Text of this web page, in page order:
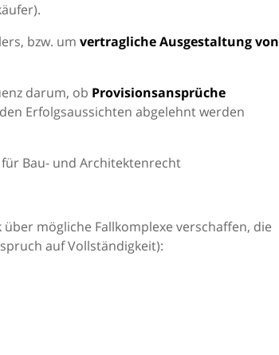
bzw. um vertragliche Ausgestaltung von
darum, ob Provisionsansprüche
Erfolgsaussichten abgelehnt werden
Bau- und Architektenrecht
mögliche Fallkomplexe verschaffen, die
auf Vollständigkeit):